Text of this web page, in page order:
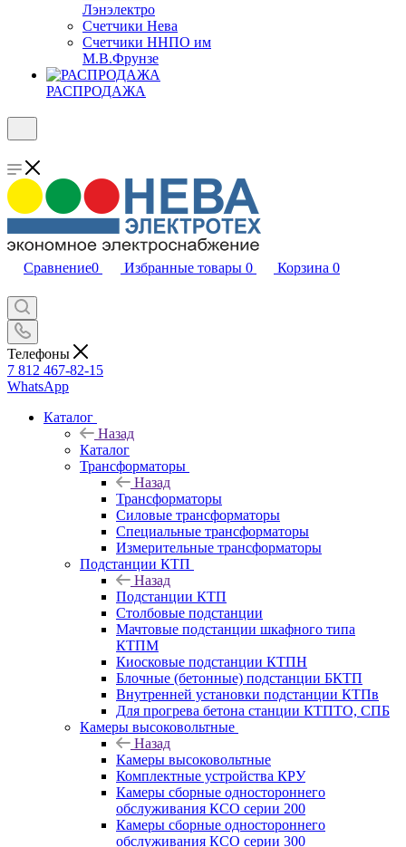
Лэнэлектро
Счетчики Нева
Счетчики ННПО им
М.В.Фрунзе
РАСПРОДАЖА
Сравнение0 Избранные товары 0 Корзина 0
Телефоны
7 812 467-82-15
WhatsApp
Каталог
Назад
Каталог
Трансформаторы
Назад
Трансформаторы
Силовые трансформаторы
Специальные трансформаторы
Измерительные трансформаторы
Подстанции КТП
Назад
Подстанции КТП
Столбовые подстанции
Мачтовые подстанции шкафного типа
КТПМ
Киосковые подстанции КТПН
Блочные (бетонные) подстанции БКТП
Внутренней установки подстанции КТПв
Для прогрева бетона станции КТПТО, СПБ
Камеры высоковольтные
Назад
Камеры высоковольтные
Комплектные устройства КРУ
Камеры сборные одностороннего
обслуживания КСО серии 200
Камеры сборные одностороннего
обслуживания КСО серии 300